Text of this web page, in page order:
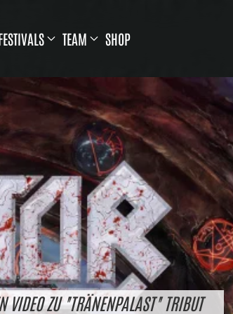
TEAM SHOP
VIDEO ZU "TRÄNENPALAST" TRIBUT